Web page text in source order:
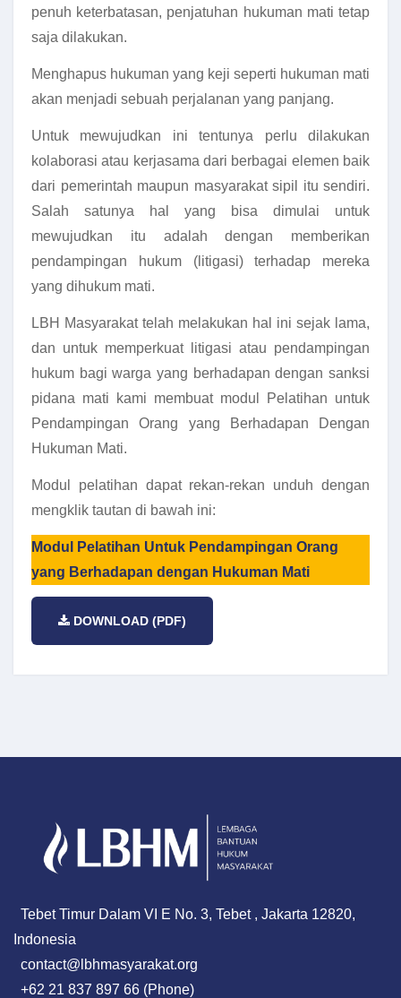
penuh keterbatasan, penjatuhan hukuman mati tetap
saja dilakukan.
Menghapus hukuman yang keji seperti hukuman mati
akan menjadi sebuah perjalanan yang panjang.
Untuk mewujudkan ini tentunya perlu dilakukan
kolaborasi atau kerjasama dari berbagai elemen baik
dari pemerintah maupun masyarakat sipil itu sendiri.
Salah satunya hal yang bisa dimulai untuk
mewujudkan itu adalah dengan memberikan
pendampingan hukum (litigasi) terhadap mereka
yang dihukum mati.
LBH Masyarakat telah melakukan hal ini sejak lama,
dan untuk memperkuat litigasi atau pendampingan
hukum bagi warga yang berhadapan dengan sanksi
pidana mati kami membuat modul Pelatihan untuk
Pendampingan Orang yang Berhadapan Dengan
Hukuman Mati.
Modul pelatihan dapat rekan-rekan unduh dengan
mengklik tautan di bawah ini:
Modul Pelatihan Untuk Pendampingan Orang
yang Berhadapan dengan Hukuman Mati
DOWNLOAD (PDF)
Tebet Timur Dalam VI E No. 3, Tebet , Jakarta 12820,
Indonesia
contact@lbhmasyarakat.org
+62 21 837 897 66 (Phone)